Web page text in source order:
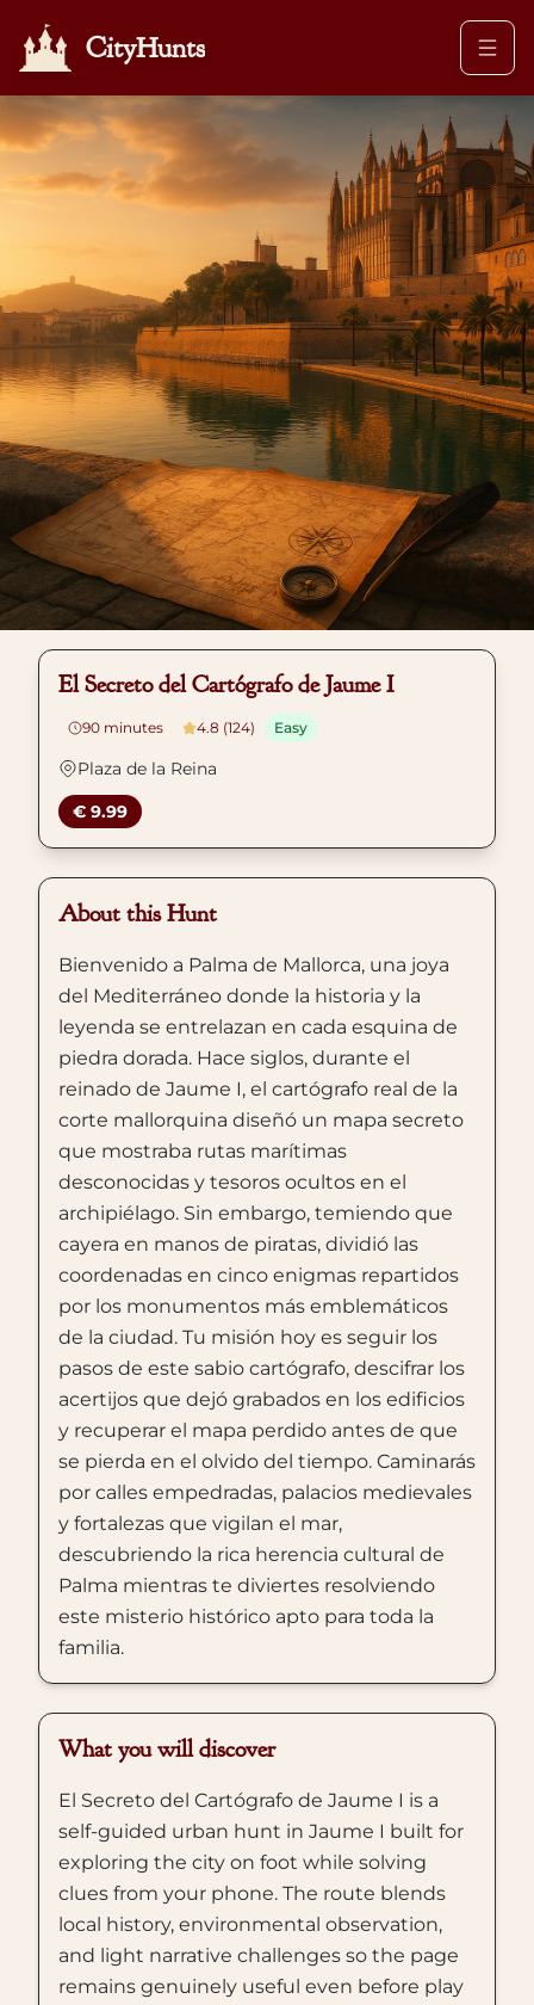
CityHunts
El Secreto del Cartógrafo de Jaume I
90 minutes 4.8 (124) Easy
Plaza de la Reina
€ 9.99
About this Hunt
Bienvenido a Palma de Mallorca, una joya
del Mediterráneo donde la historia y la
leyenda se entrelazan en cada esquina de
piedra dorada. Hace siglos, durante el
reinado de Jaume I, el cartógrafo real de la
corte mallorquina diseñó un mapa secreto
que mostraba rutas marítimas
desconocidas y tesoros ocultos en el
archipiélago. Sin embargo, temiendo que
cayera en manos de piratas, dividió las
coordenadas en cinco enigmas repartidos
por los monumentos más emblemáticos
de la ciudad. Tu misión hoy es seguir los
pasos de este sabio cartógrafo, descifrar los
acertijos que dejó grabados en los edificios
y recuperar el mapa perdido antes de que
se pierda en el olvido del tiempo. Caminarás
por calles empedradas, palacios medievales
y fortalezas que vigilan el mar,
descubriendo la rica herencia cultural de
Palma mientras te diviertes resolviendo
este misterio histórico apto para toda la
familia.
What you will discover
El Secreto del Cartógrafo de Jaume I is a
self-guided urban hunt in Jaume I built for
exploring the city on foot while solving
clues from your phone. The route blends
local history, environmental observation,
and light narrative challenges so the page
remains genuinely useful even before play